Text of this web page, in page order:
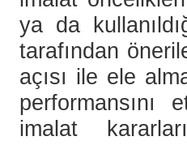
ya da
tarafından
açısı ile ele
imalat